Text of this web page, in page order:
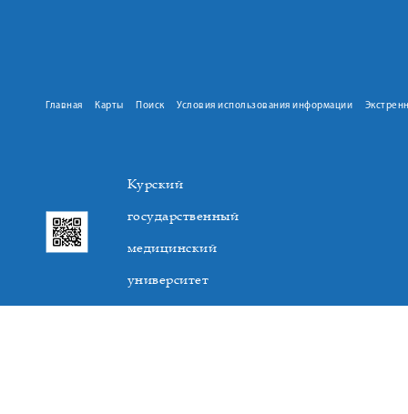
Главная Карты Поиск Условия использования информации
Курский
государственный
медицинский
университет